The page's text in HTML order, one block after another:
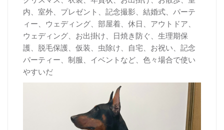
内、室外、プレゼント、記念撮影、結婚式、パーテ
ィー、ウェディング、部屋着、休日、アウトドア、
ウェディング、お出掛け、日焼き防ぐ、生理期保
護、脱毛保護、仮装、虫除け、自宅、お祝い、記念
パーティー、制服、イベントなど、色々場合で使い
やすいだ